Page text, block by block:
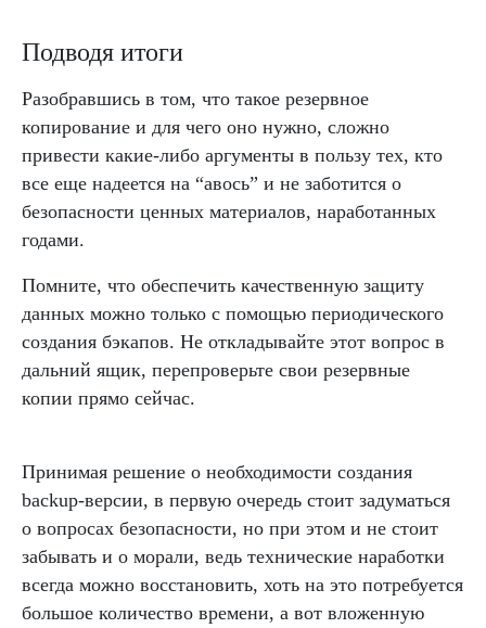
Подводя итоги
Разобравшись в том, что такое резервное
копирование и для чего оно нужно, сложно
привести какие-либо аргументы в пользу тех, кто
все еще надеется на “авось” и не заботится о
безопасности ценных материалов, наработанных
годами.
Помните, что обеспечить качественную защиту
данных можно только с помощью периодического
создания бэкапов. Не откладывайте этот вопрос в
дальний ящик, перепроверьте свои резервные
копии прямо сейчас.
Принимая решение о необходимости создания
backup-версии, в первую очередь стоит задуматься
о вопросах безопасности, но при этом и не стоит
забывать и о морали, ведь технические наработки
всегда можно восстановить, хоть на это потребуется
большое количество времени, а вот вложенную